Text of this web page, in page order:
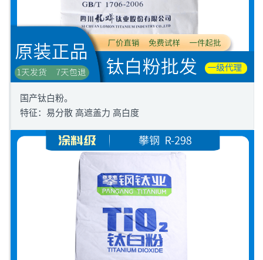
国产钛白粉。
特征：易分散 高遮盖力 高白度